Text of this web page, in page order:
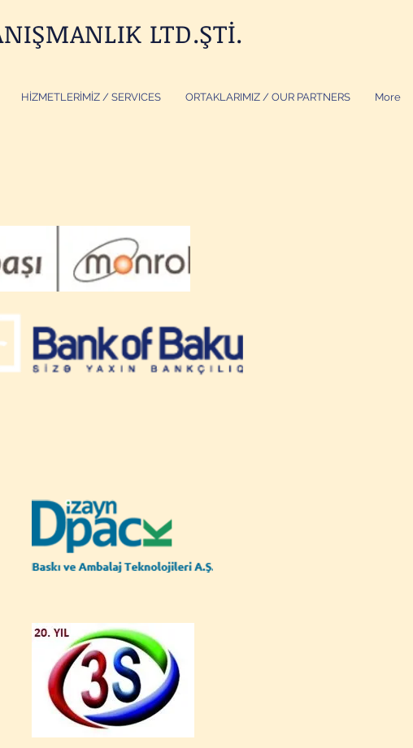
LTD.ŞTİ.
HİZMETLERİMİZ / SERVICES ORTAKLARIMIZ / OUR PARTNERS More